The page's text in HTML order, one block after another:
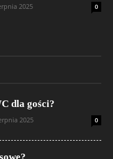
2025 0
dla gości?
2025 0